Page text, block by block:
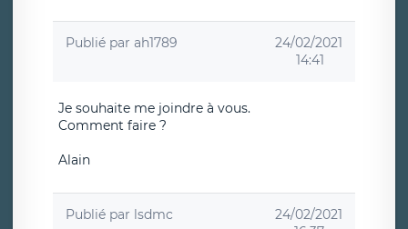
Publié par ah1789
24/02/2021
14:41
Je souhaite me joindre à vous.
Comment faire ?
Alain
Publié par lsdmc
24/02/2021